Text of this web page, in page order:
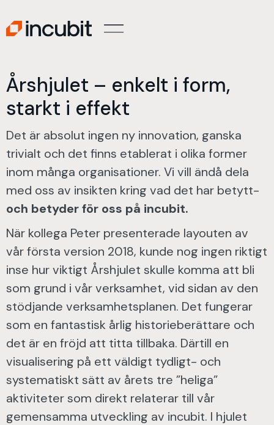
Årshjulet – enkelt i form,
starkt i effekt
Det är absolut ingen ny innovation, ganska
trivialt och det finns etablerat i olika former
inom många organisationer. Vi vill ändå dela
med oss av insikten kring vad det har betytt-
och betyder för oss på incubit.
När kollega Peter presenterade layouten av
vår första version 2018, kunde nog ingen riktigt
inse hur viktigt Årshjulet skulle komma att bli
som grund i vår verksamhet, vid sidan av den
stödjande verksamhetsplanen. Det fungerar
som en fantastisk årlig historieberättare och
det är en fröjd att titta tillbaka. Därtill en
visualisering på ett väldigt tydligt- och
systematiskt sätt av årets tre ”heliga”
aktiviteter som direkt relaterar till vår
gemensamma utveckling av incubit. I hjulet